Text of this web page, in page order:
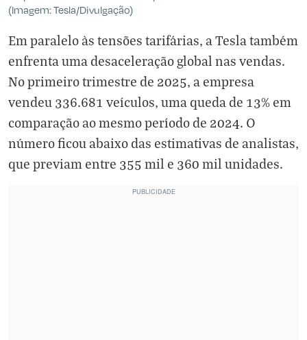
(Imagem: Tesla/Divulgação)
Em paralelo às tensões tarifárias, a Tesla também
enfrenta uma desaceleração global nas vendas.
No primeiro trimestre de 2025, a empresa
vendeu 336.681 veículos, uma queda de 13% em
comparação ao mesmo período de 2024. O
número ficou abaixo das estimativas de analistas,
que previam entre 355 mil e 360 mil unidades.